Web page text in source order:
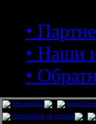
•
• Наши
•
pro жизнь новости
стихийные бедствия